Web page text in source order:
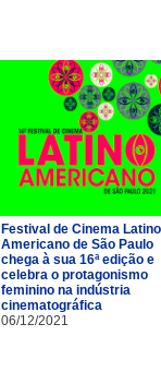
Festival de Cinema
Americano de São Paulo
chega à sua 16ª edição e
celebra o protagonismo
feminino na indústria
cinematográfica
06/12/2021